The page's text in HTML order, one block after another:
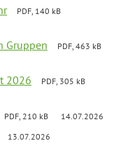
PDF, 140 kB
Gruppen
PDF, 463 kB
2026
PDF, 305 kB
PDF, 210 kB 14.07.2026
13.07.2026